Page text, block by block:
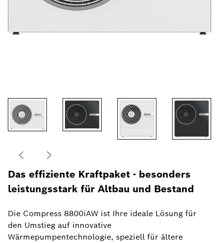
Das effiziente Kraftpaket - besonders
leistungsstark für Altbau und Bestand
Die Compress 8800iAW ist Ihre ideale Lösung für
den Umstieg auf innovative
Wärmepumpentechnologie, speziell für ältere